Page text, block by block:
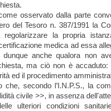
osservato dalla parte
del Tesoro n. 387/1991 la
regolarizzare la propria
medica ad essa
dunque anche qualora non
ma ciò non è
ed il procedimento
che, secondo l’I.N.P.S., la
civile >>, in assenza
ulteriori condizioni